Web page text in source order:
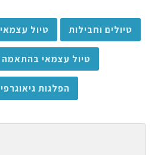
טיולים וחבילות טיול
טיול עצמאי בהתאמה
הפלגות